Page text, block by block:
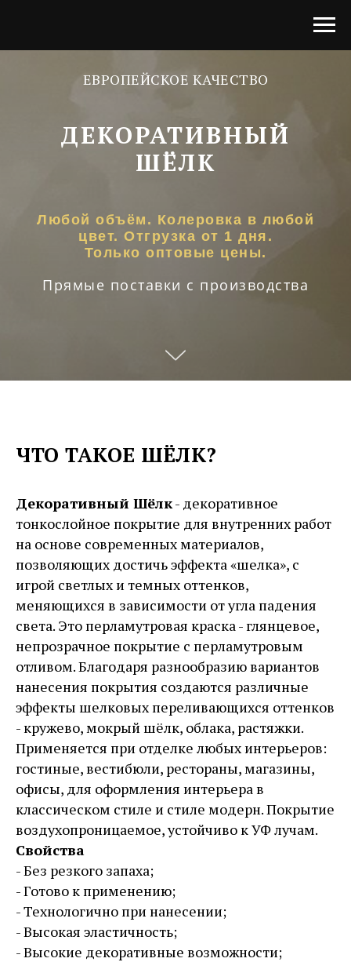
ЕВРОПЕЙСКОЕ КАЧЕСТВО
ДЕКОРАТИВНЫЙ
ШЁЛК
Любой объём. Колеровка в любой
цвет. Отгрузка от 1 дня.
Только оптовые цены.
Прямые поставки с производства
ЧТО ТАКОЕ ШЁЛК?
Декоративный Шёлк- декоративное
тонкослойное покрытие для внутренних работ
на основе современных материалов,
позволяющих достичь эффекта «шелка», с
игрой светлых и темных оттенков,
меняющихся в зависимости от угла падения
света. Это перламутровая краска - глянцевое,
непрозрачное покрытие с перламутровым
отливом. Благодаря разнообразию вариантов
нанесения покрытия создаются различные
эффекты шелковых переливающихся оттенков
- кружево, мокрый шёлк, облака, растяжки.
Применяется при отделке любых интерьеров:
гостиные, вестибюли, рестораны, магазины,
офисы, для оформления интерьера в
классическом стиле и стиле модерн. Покрытие
воздухопроницаемое, устойчиво к УФ лучам.
Свойства
- Без резкого запаха;
- Готово к применению;
- Технологично при нанесении;
- Высокая эластичность;
- Высокие декоративные возможности;